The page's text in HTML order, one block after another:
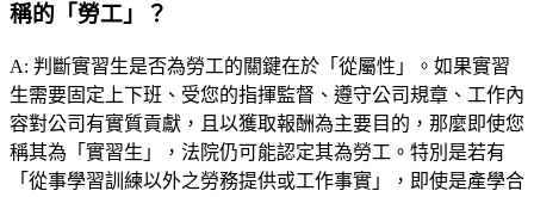
稱的「勞工」？
A: 判斷實習生是否為勞工的關鍵在於「從屬性」。如果實習
生需要固定上下班、受您的指揮監督、遵守公司規章、工作內
容對公司有實質貢獻，且以獲取報酬為主要目的，那麼即使您
稱其為「實習生」，法院仍可能認定其為勞工。特別是若有
「從事學習訓練以外之勞務提供或工作事實」，即使是產學合